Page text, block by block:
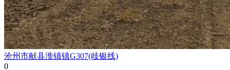
沧州市献县淮镇镇G307(歧银线)
0